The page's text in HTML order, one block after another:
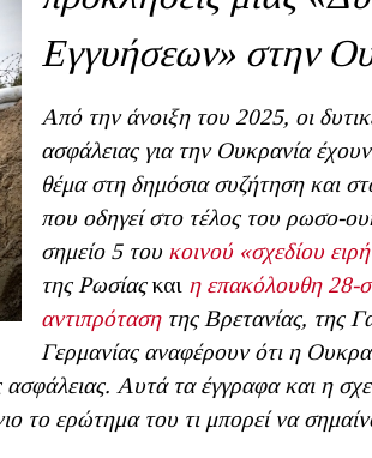
Εγγυήσεων» στην
Από την άνοιξη του 2025, οι
ασφάλειας για την Ουκρανία
θέμα στη δημόσια συζήτηση και
που οδηγεί στο τέλος του ρωσο-
σημείο 5 του κοινού «σχεδίου
της Ρωσίαςκαι η επακόλουθη 28-
αντιπρότασητης Βρετανίας, της
Γερμανίας αναφέρουν ότι η
ασφάλειας. Αυτά τα έγγραφα και η
το ερώτημα του τι μπορεί να